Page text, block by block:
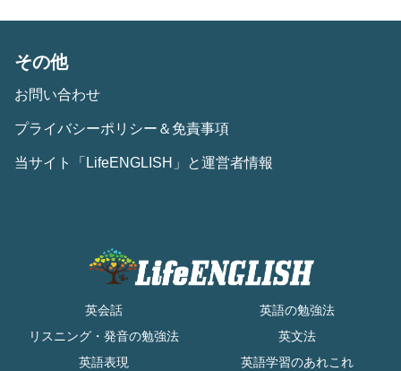
その他
お問い合わせ
プライバシーポリシー＆免責事項
当サイト「LifeENGLISH」と運営者情報
英会話
英語の勉強法
リスニング・発音の勉強法
英文法
英語表現
英語学習のあれこれ